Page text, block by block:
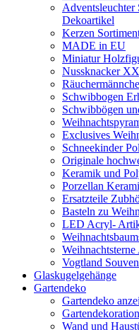
Adventsleuchter
Dekoartikel
Kerzen
MADE in EU
Miniatur
Nussknacker
Schwibbogen
Schwibbögen
Exclusives
Schneekinder
Originale
Keramik und
Porzellan
Ersatzteile
Basteln zu
LED Acryl-
Weihnachtsterne
Vogtland
Glaskugelgehänge
Gartendeko
Gartendeko
Wand und